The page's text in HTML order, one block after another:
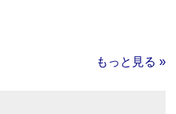
もっと見る »